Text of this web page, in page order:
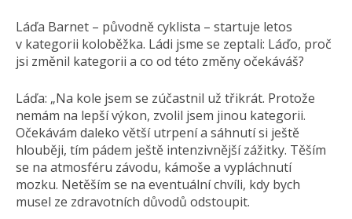
Láďa Barnet – původně cyklista – startuje letos
v kategorii koloběžka. Ládi jsme se zeptali: Láďo, proč
jsi změnil kategorii a co od této změny očekáváš?
Láďa: „Na kole jsem se zúčastnil už třikrát. Protože
nemám na lepší výkon, zvolil jsem jinou kategorii.
Očekávám daleko větší utrpení a sáhnutí si ještě
hlouběji, tím pádem ještě intenzivnější zážitky. Těším
se na atmosféru závodu, kámoše a vypláchnutí
mozku. Netěším se na eventuální chvíli, kdy bych
musel ze zdravotních důvodů odstoupit.